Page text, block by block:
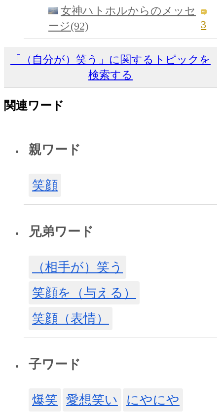
女神ハトホルからのメッセ
ージ(92)
3
「（自分が）笑う」に関するトピックを
検索する
関連ワード
親ワード
笑顔
兄弟ワード
（相手が）笑う
笑顔を（与える）
笑顔（表情）
子ワード
爆笑 愛想笑い にやにや